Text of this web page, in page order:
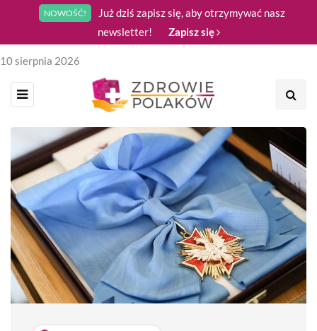
NOWOŚĆ!
Już dziś zapisz się, aby otrzymywać nasz
newsletter!
Zapisz się
10 sierpnia 2026